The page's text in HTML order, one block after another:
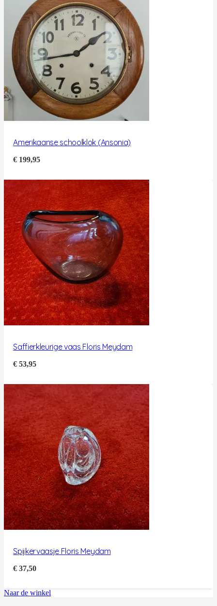
Amerikaanse schoolklok (Ansonia)
€ 199,95
Saffierkleurige vaas Floris Meydam
€ 53,95
Spijkervaasje Floris Meydam
€ 37,50
Naar de winkel